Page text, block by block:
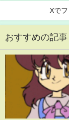
Xで
おすすめの記事